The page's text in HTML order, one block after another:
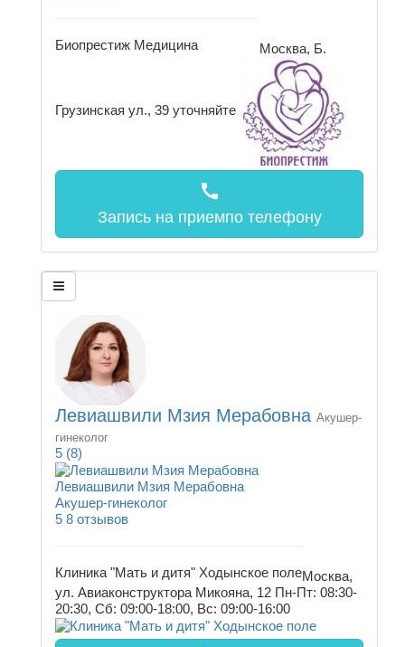
Биопрестиж Медицина Москва, Б.
Грузинская ул., 39 уточняйте
call
Запись на приемпо телефону
Левиашвили Мзия Мерабовна Акушер-
гинеколог
5 (8)
Левиашвили Мзия Мерабовна
Акушер-гинеколог
5 8 отзывов
Клиника "Мать и дитя" Ходынское полеМосква,
ул. Авиаконструктора Микояна, 12 Пн-Пт: 08:30-
20:30, Сб: 09:00-18:00, Вс: 09:00-16:00